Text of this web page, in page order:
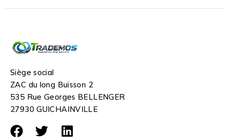
Siège social
ZAC du long Buisson 2
535 Rue Georges BELLENGER
27930 GUICHAINVILLE